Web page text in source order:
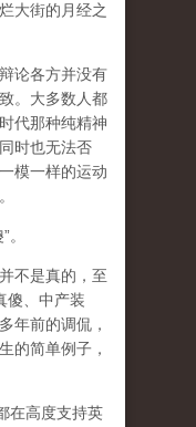
大街的月经之
论各方并没有
。大多数人都
代那种纯精神
时也无法否
模一样的运动
不是真的，至
、中产装
年前的调侃，
的简单例子，
在高度支持英